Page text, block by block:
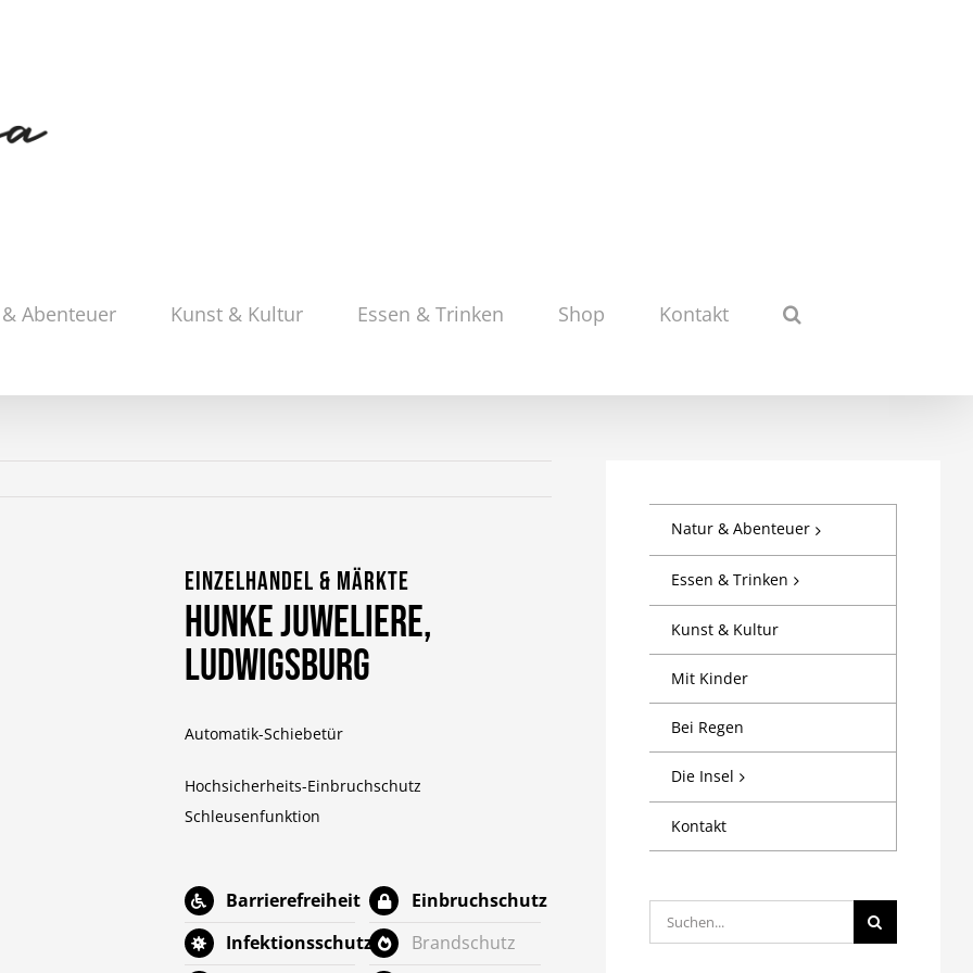
Abenteuer Kunst & Kultur Essen & Trinken Shop Kontakt
Einzelhandel & Märkte
Hunke Juweliere,
Ludwigsburg
Automatik-Schiebetür
Hochsicherheits-Einbruchschutz
Schleusenfunktion
Barrierefreiheit
Infektionsschutz
Einbruchschutz
Brandschutz
Natur & Abenteuer
Essen & Trinken
Kunst & Kultur
Mit Kinder
Bei Regen
Die Insel
Kontakt
Suche
nach: